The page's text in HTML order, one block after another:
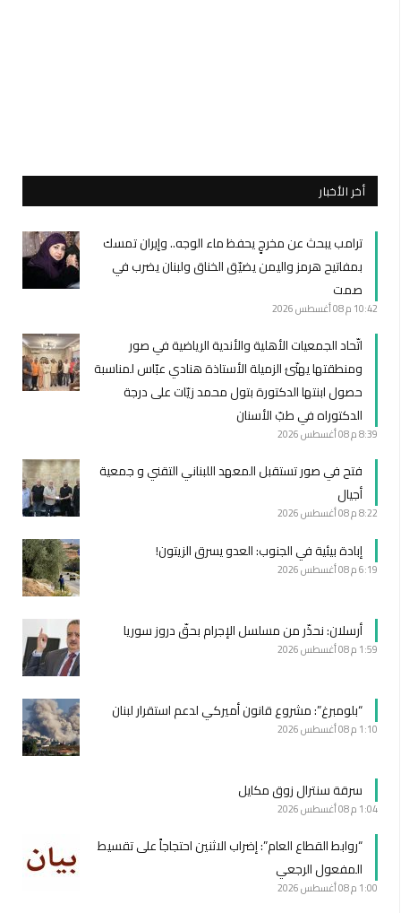
أخر الأخبار
ترامب يبحث عن مخرجٍ يحفظ ماء الوجه.. وإيران تمسك
بمفاتيح هرمز واليمن يضيّق الخناق ولبنان يضرب في
صمت
10:42 م 08 أغسطس 2026
اتّحاد الجمعيات الأهلية والأندية الرياضية في صور
ومنطقتها يهنّئ الزميلة الأستاذة هنادي عبّاس لمناسبة
حصول ابنتها الدكتورة بتول محمد زيّات على درجة
الدكتوراه في طبّ الأسنان
8:39 م 08 أغسطس 2026
فتح في صور تستقبل المعهد اللبناني التقني و جمعية
أجيال
8:22 م 08 أغسطس 2026
إبادة بيئية في الجنوب: العدو يسرق الزيتون!
6:19 م 08 أغسطس 2026
أرسلان: نحذّر من مسلسل الإجرام بحقّ دروز سوريا
1:59 م 08 أغسطس 2026
“بلومبرغ”: مشروع قانون أميركي لدعم استقرار لبنان
1:10 م 08 أغسطس 2026
سرقة سنترال زوق مكايل
1:04 م 08 أغسطس 2026
“روابط القطاع العام”: إضراب الاثنين احتجاجاً على تقسيط
المفعول الرجعي
1:00 م 08 أغسطس 2026